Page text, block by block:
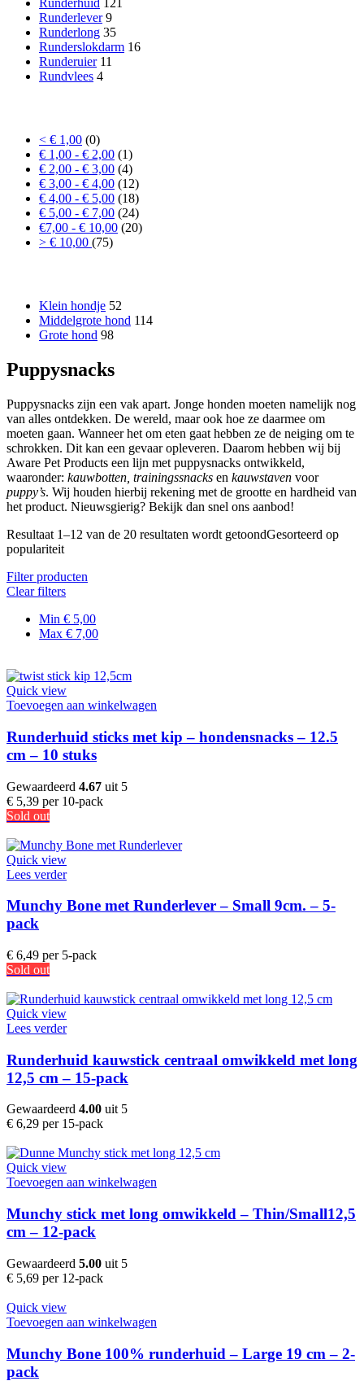
Runderlever 9
Runderlong 35
Runderslokdarm 16
Runderuier 11
Rundvlees 4
< € 1,00 (0)
€ 1,00 - € 2,00 (1)
€ 2,00 - € 3,00 (4)
€ 3,00 - € 4,00 (12)
€ 4,00 - € 5,00 (18)
€ 5,00 - € 7,00 (24)
€7,00 - € 10,00 (20)
> € 10,00 (75)
Klein hondje 52
Middelgrote hond 114
Grote hond 98
Puppysnacks
Puppysnacks zijn een vak apart. Jonge honden moeten namelijk nog
van alles ontdekken. De wereld, maar ook hoe ze daarmee om
moeten gaan. Wanneer het om eten gaat hebben ze de neiging om te
schrokken. Dit kan een gevaar opleveren. Daarom hebben wij bij
Aware Pet Products een lijn met puppysnacks ontwikkeld,
waaronder: kauwbotten, trainingssnacks en kauwstaven voor
puppy’s. Wij houden hierbij rekening met de grootte en hardheid van
het product. Nieuwsgierig? Bekijk dan snel ons aanbod!
Resultaat 1–12 van de 20 resultaten wordt getoondGesorteerd op
populariteit
Filter producten
Clear filters
Min € 5,00
Max € 7,00
Quick view
Toevoegen aan winkelwagen
Runderhuid sticks met kip – hondensnacks – 12.5
cm – 10 stuks
Gewaardeerd 4.67 uit 5
€ 5,39 per 10-pack
Sold out
Quick view
Lees verder
Munchy Bone met Runderlever – Small 9cm. – 5-
pack
€ 6,49 per 5-pack
Sold out
Quick view
Lees verder
Runderhuid kauwstick centraal omwikkeld met long
12,5 cm – 15-pack
Gewaardeerd 4.00 uit 5
€ 6,29 per 15-pack
Quick view
Toevoegen aan winkelwagen
Munchy stick met long omwikkeld – Thin/Small12,5
cm – 12-pack
Gewaardeerd 5.00 uit 5
€ 5,69 per 12-pack
Quick view
Toevoegen aan winkelwagen
Munchy Bone 100% runderhuid – Large 19 cm – 2-
pack